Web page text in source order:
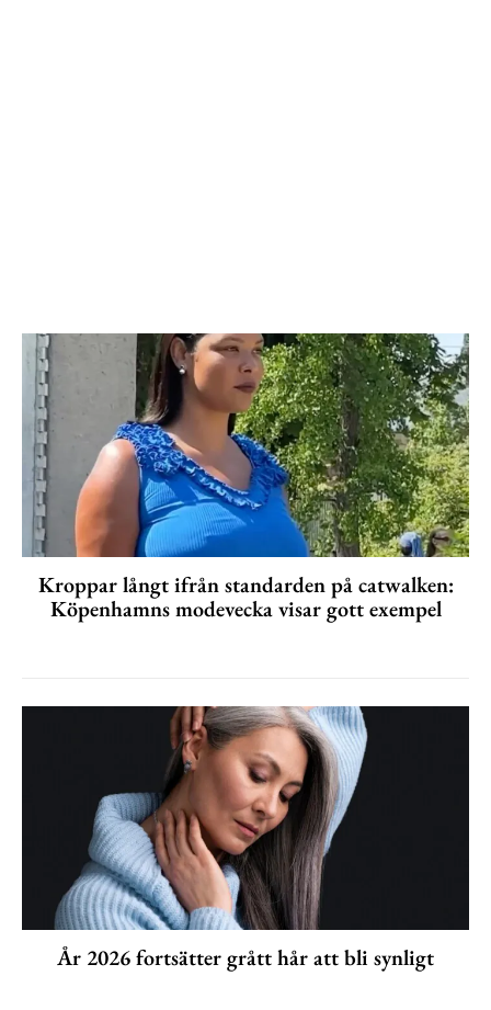
Kroppar långt ifrån standarden på catwalken:
Köpenhamns modevecka visar gott exempel
År 2026 fortsätter grått hår att bli synligt